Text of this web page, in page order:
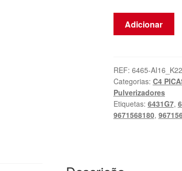
Quantidade
Líquido
Limpador
Citroën
C4
Picasso
Adicionar
REF: 6465-AI16_K22
Categorias: C4
Pulverizadores
Etiquetas: 6431G7,
9671568180,